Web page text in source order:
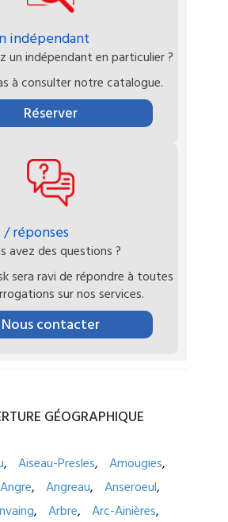
indépendant
un indépendant en particulier ?
à consulter notre catalogue.
Réserver
réponses
avez des questions ?
sera ravi de répondre à toutes
sur nos services.
Nous contacter
GÉOGRAPHIQUE
Aiseau-Presles
Amougies
Angre Angreau
Anseroeul
Arbre
Arc-Ainières